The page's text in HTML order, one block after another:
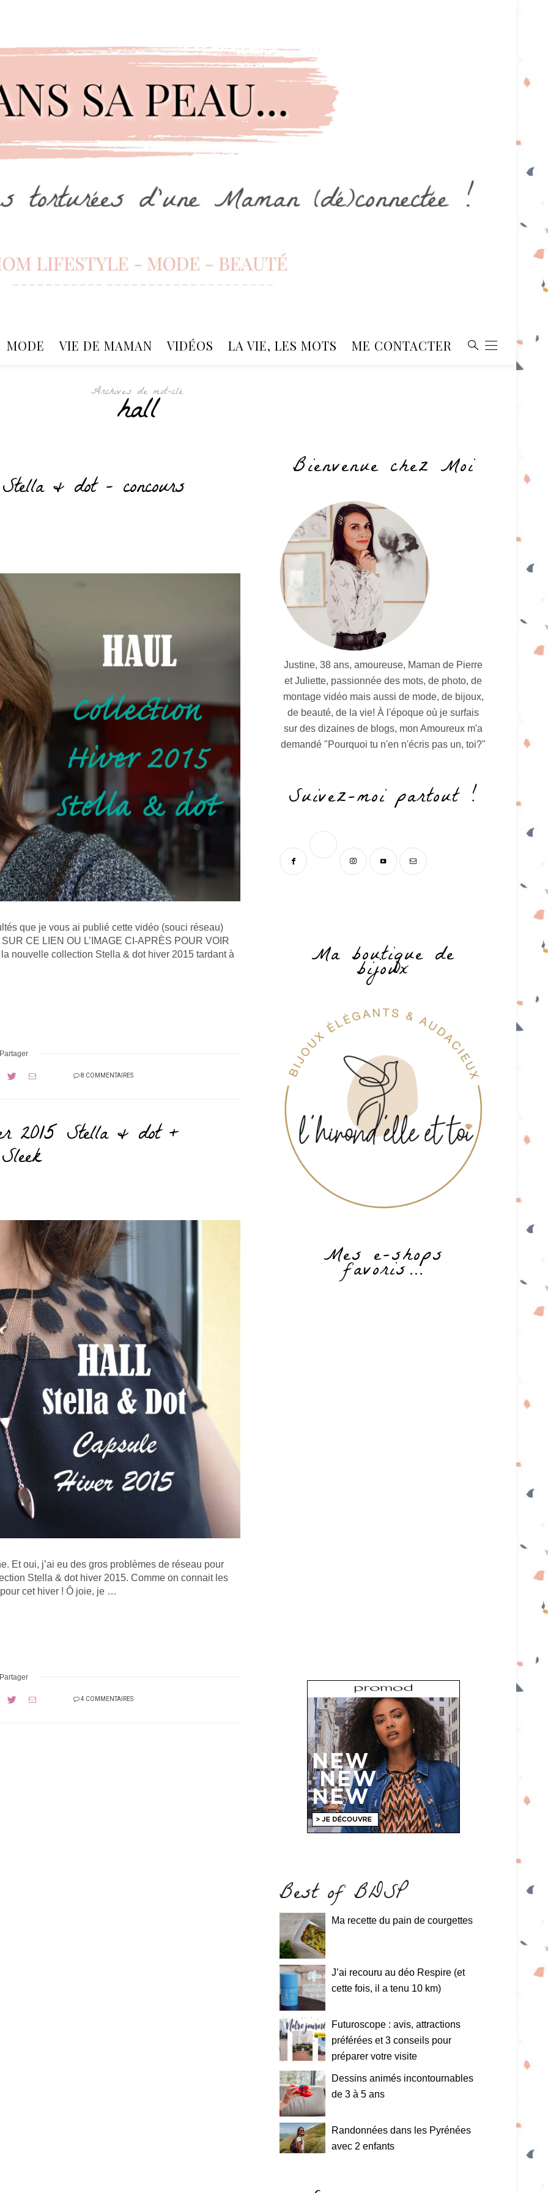
MODE VIE DE MAMAN VIDÉOS LA VIE, LES MOTS ME CONTACTER
Archives de mot-clé
hall
& dot – concours
que je vous ai publié cette vidéo (souci réseau)
CE LIEN OU L’IMAGE CI-APRÈS POUR VOIR
nouvelle collection Stella & dot hiver 2015 tardant à
Partager
8 COMMENTAIRES
2015 Stella & dot +
Et oui, j’ai eu des gros problèmes de réseau pour
Stella & dot hiver 2015. Comme on connait les
cet hiver ! Ô joie, je …
Partager
4 COMMENTAIRES
Bienvenue chez Moi
Justine, 38 ans, amoureuse, Maman de Pierre
et Juliette, passionnée des mots, de photo, de
montage vidéo mais aussi de mode, de bijoux,
de beauté, de la vie! À l'époque où je surfais
sur des dizaines de blogs, mon Amoureux m'a
demandé "Pourquoi tu n'en n'écris pas un, toi?"
Suivez-moi partout !
Ma boutique de
bijoux
Mes e-shops
favoris…
Best of BDSP
Ma recette du pain de courgettes
J’ai recouru au déo Respire (et
cette fois, il a tenu 10 km)
Futuroscope : avis, attractions
préférées et 3 conseils pour
préparer votre visite
Dessins animés incontournables
de 3 à 5 ans
Randonnées dans les Pyrénées
avec 2 enfants